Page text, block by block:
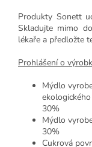
Produkty Sonett
Skladujte mimo
lékaře a předložte
Prohlášení o
Mýdlo
30%
Mýdlo
30%
Cukrová